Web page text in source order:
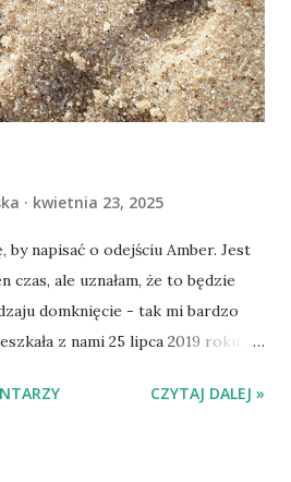
kwietnia 23, 2025
by napisać o odejściu Amber. Jest
czas, ale uznałam, że to będzie
domknięcie - tak mi bardzo
z nami 25 lipca 2019 roku.
na wizytę zapoznawczą, a kilka
CZYTAJ DALEJ »